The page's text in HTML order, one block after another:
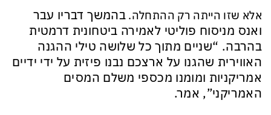
אלא שזו הייתה רק ההתחלה. בהמשך דבריו עבר
ואנס מניסוח פוליטי לאמירה ביטחונית דרמטית
בהרבה. “שניים מתוך כל שלושה טילי ההגנה
האווירית שהגנו על ארצכם נבנו פיזית על ידי ידיים
אמריקניות ומומנו מכספי משלם המסים
האמריקני”, אמר.